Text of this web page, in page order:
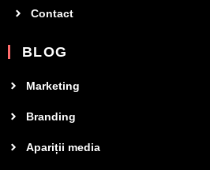
Contact
BLOG
Marketing
Branding
Apariții media